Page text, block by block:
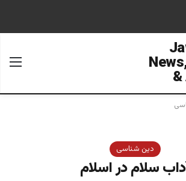
دین شناسی
سلام در اسلام